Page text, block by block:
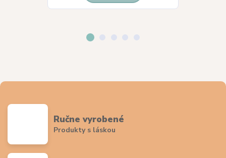
Ručne vyrobené
Produkty s láskou